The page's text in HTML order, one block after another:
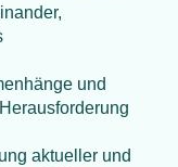
und
aktueller und